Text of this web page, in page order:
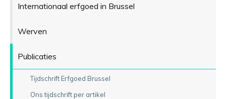
Internationaal erfgoed in Brussel
Werven
Publicaties
Tijdschrift Erfgoed Brussel
Ons tijdschrift per artikel